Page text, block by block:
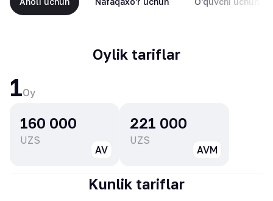
Oylik tariflar
1Oy
160 000
UZS
AV
221 000
UZS
AVM
Kunlik tariflar